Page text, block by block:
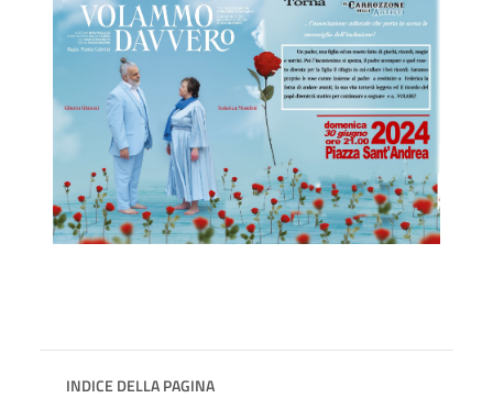
INDICE DELLA PAGINA